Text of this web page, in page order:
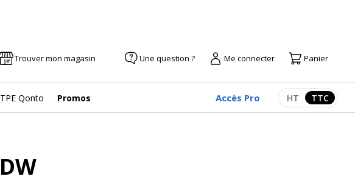
Trouver mon magasin Une question ? Me connecter Panier
Qonto Promos Accès Pro Afficher les
HT TTC